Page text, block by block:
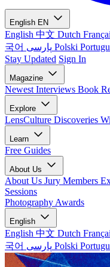
English EN
English 中文 Dutch
국어
Polski
Stay Updated Sign In
Magazine
Newest Interviews Book
Explore
LensCulture Discoveries
Learn
Free Guides
About Us
About Us Jury Members
Sessions
Photography Awards
English
English 中文 Dutch
국어
Polski